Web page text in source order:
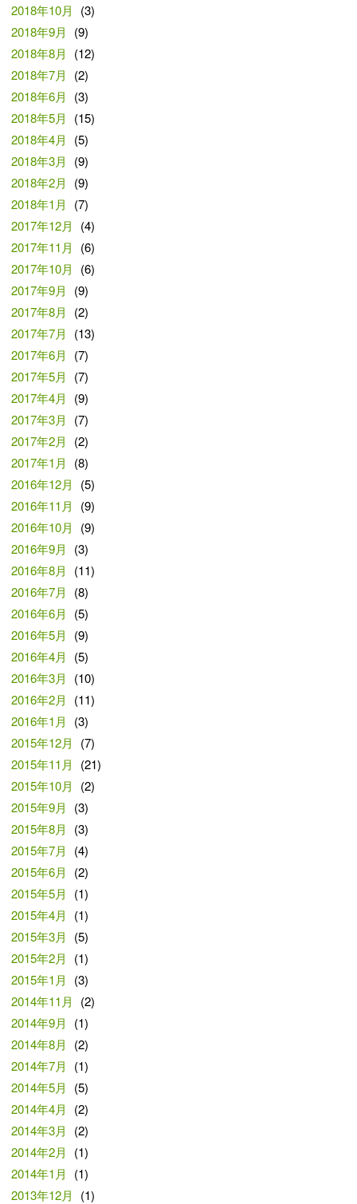
2018年10月
(3)
2018年9月
(9)
2018年8月
(12)
2018年7月
(2)
2018年6月
(3)
2018年5月
(15)
2018年4月
(5)
2018年3月
(9)
2018年2月
(9)
2018年1月
(7)
2017年12月
(4)
2017年11月
(6)
2017年10月
(6)
2017年9月
(9)
2017年8月
(2)
2017年7月
(13)
2017年6月
(7)
2017年5月
(7)
2017年4月
(9)
2017年3月
(7)
2017年2月
(2)
2017年1月
(8)
2016年12月
(5)
2016年11月
(9)
2016年10月
(9)
2016年9月
(3)
2016年8月
(11)
2016年7月
(8)
2016年6月
(5)
2016年5月
(9)
2016年4月
(5)
2016年3月
(10)
2016年2月
(11)
2016年1月
(3)
2015年12月
(7)
2015年11月
(21)
2015年10月
(2)
2015年9月
(3)
2015年8月
(3)
2015年7月
(4)
2015年6月
(2)
2015年5月
(1)
2015年4月
(1)
2015年3月
(5)
2015年2月
(1)
2015年1月
(3)
2014年11月
(2)
2014年9月
(1)
2014年8月
(2)
2014年7月
(1)
2014年5月
(5)
2014年4月
(2)
2014年3月
(2)
2014年2月
(1)
2014年1月
(1)
2013年12月
(1)